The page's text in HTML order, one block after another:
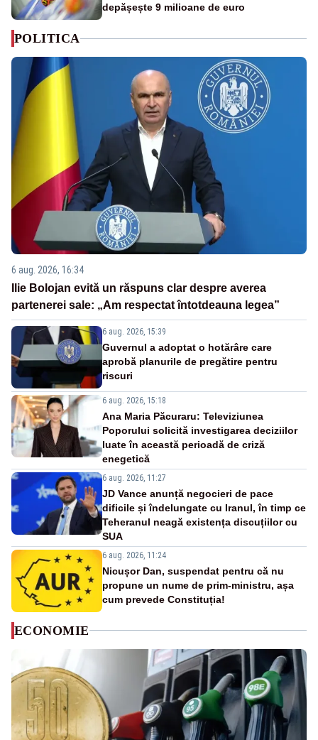
depășește 9 milioane de euro
POLITICA
6 aug. 2026, 16:34
Ilie Bolojan evită un răspuns clar despre averea
partenerei sale: „Am respectat întotdeauna legea”
6 aug. 2026, 15:39
Guvernul a adoptat o hotărâre care
aprobă planurile de pregătire pentru
riscuri
6 aug. 2026, 15:18
Ana Maria Păcuraru: Televiziunea
Poporului solicită investigarea deciziilor
luate în această perioadă de criză
enegetică
6 aug. 2026, 11:27
JD Vance anunță negocieri de pace
dificile și îndelungate cu Iranul, în timp ce
Teheranul neagă existența discuțiilor cu
SUA
6 aug. 2026, 11:24
Nicușor Dan, suspendat pentru că nu
propune un nume de prim-ministru, așa
cum prevede Constituția!
ECONOMIE